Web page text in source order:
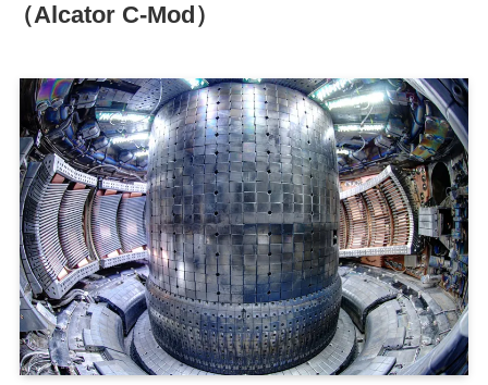
（Alcator C-Mod）